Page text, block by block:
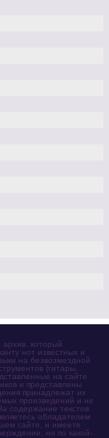
который
нот известных и
на безвозмездной
(гитары,
на сайте
и представлены
принадлежат их
произведений и не
содержание текстов
обладателем
сайте, и имеете
но по какой-